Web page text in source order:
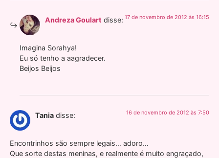
Andreza Goulart disse: 17 de novembro de 2012 às 16:15
Imagina Sorahya!
Eu só tenho a aagradecer.
Beijos Beijos
Tania disse: 16 de novembro de 2012 às 7:50
Encontrinhos são sempre legais… adoro…
Que sorte destas meninas, e realmente é muito engraçado,